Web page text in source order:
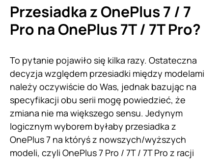
Przesiadka z OnePlus 7 / 7
Pro na OnePlus 7T / 7T Pro?
To pytanie pojawiło się kilka razy. Ostateczna
decyzja względem przesiadki między modelami
należy oczywiście do Was, jednak bazując na
specyfikacji obu serii mogę powiedzieć, że
zmiana nie ma większego sensu. Jedynym
logicznym wyborem byłaby przesiadka z
OnePlus 7 na któryś z nowszych/wyższych
modeli, czyli OnePlus 7 Pro / 7T / 7T Pro z racji